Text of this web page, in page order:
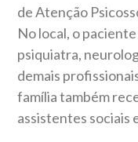
de Atenção
No local, o
psiquiatra,
demais
família também
assistentes sociais